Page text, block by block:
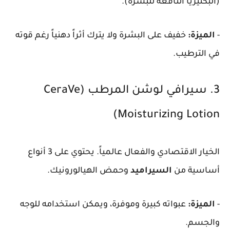
(البكتيريا النافعة للبشرة).
- الميزة: خفيف على البشرة ولا يترك أثراً دهنياً رغم قوته
في الترطيب.
3. سيرافي لوشن المرطب (CeraVe
Moisturizing Lotion)
الخيار الاقتصادي والفعال عالمياً. يحتوي على 3 أنواع
أساسية من السيراميد وحمض الهيالورونيك.
- الميزة: عبواته كبيرة وموفرة، ويمكن استخدامه للوجه
والجسم.